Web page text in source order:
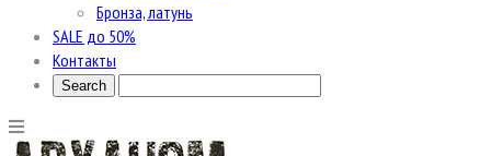
Бронза, латунь
SALE до 50%
Контакты